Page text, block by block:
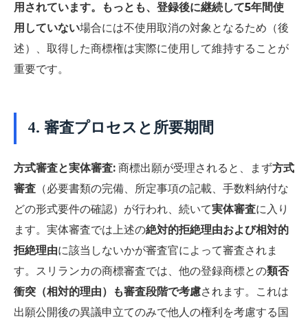
用されています。もっとも、登録後に継続して5年間使
用していない場合には不使用取消の対象となるため（後
述）、取得した商標権は実際に使用して維持することが
重要です。
4. 審査プロセスと所要期間
方式審査と実体審査: 商標出願が受理されると、まず方式
審査 （必要書類の完備、所定事項の記載、手数料納付な
どの形式要件の確認）が行われ、続いて実体審査に入り
ます。実体審査では上述の絶対的拒絶理由および相対的
拒絶理由に該当しないかが審査官によって審査されま
す。スリランカの商標審査では、他の登録商標との類否
衝突（相対的理由）も審査段階で考慮されます。これは
出願公開後の異議申立てのみで他人の権利を考慮する国